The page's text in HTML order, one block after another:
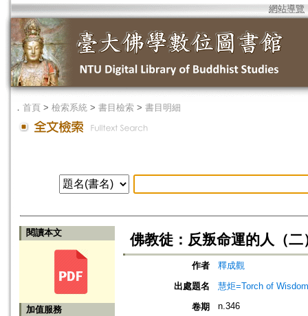
網站導覽
． 首頁 > 檢索系統 > 書目檢索 > 書目明細
閱讀本文
加值服務
佛教徒：反叛命運的人（二
作者
釋成觀
出處題名
慧炬=Torch of
卷期
n.346